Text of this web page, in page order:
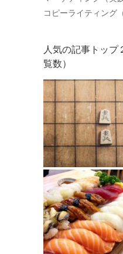
コピーライティング
人気の記事トップ
覧数）